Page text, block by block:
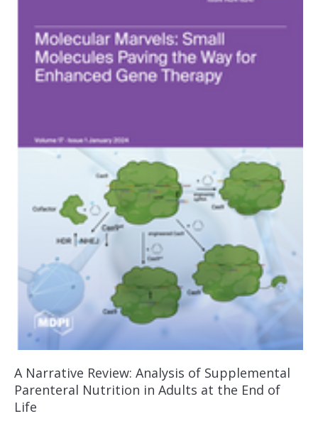
A Narrative Review: Analysis of Supplemental
Parenteral Nutrition in Adults at the End of
Life